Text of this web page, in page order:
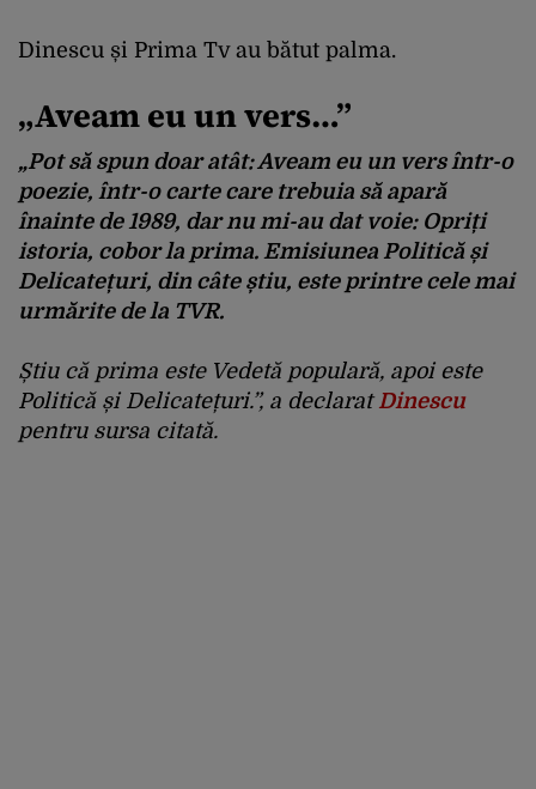
Dinescu și Prima Tv au bătut palma.
„Aveam eu un vers…”
„Pot să spun doar atât: Aveam eu un vers într-o
poezie, într-o carte care trebuia să apară
înainte de 1989, dar nu mi-au dat voie: Opriți
istoria, cobor la prima. Emisiunea Politică și
Delicatețuri, din câte știu, este printre cele mai
urmărite de la TVR.
Știu că prima este Vedetă populară, apoi este
Politică și Delicatețuri.”, a declarat Dinescu
pentru sursa citată.